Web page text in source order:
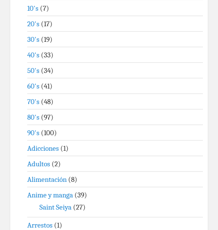
10's (7)
20's (17)
30's (19)
40's (33)
50's (34)
60's (41)
70's (48)
80's (97)
90's (100)
Adicciones (1)
Adultos (2)
Alimentación (8)
Anime y manga (39)
Saint Seiya (27)
Arrestos (1)